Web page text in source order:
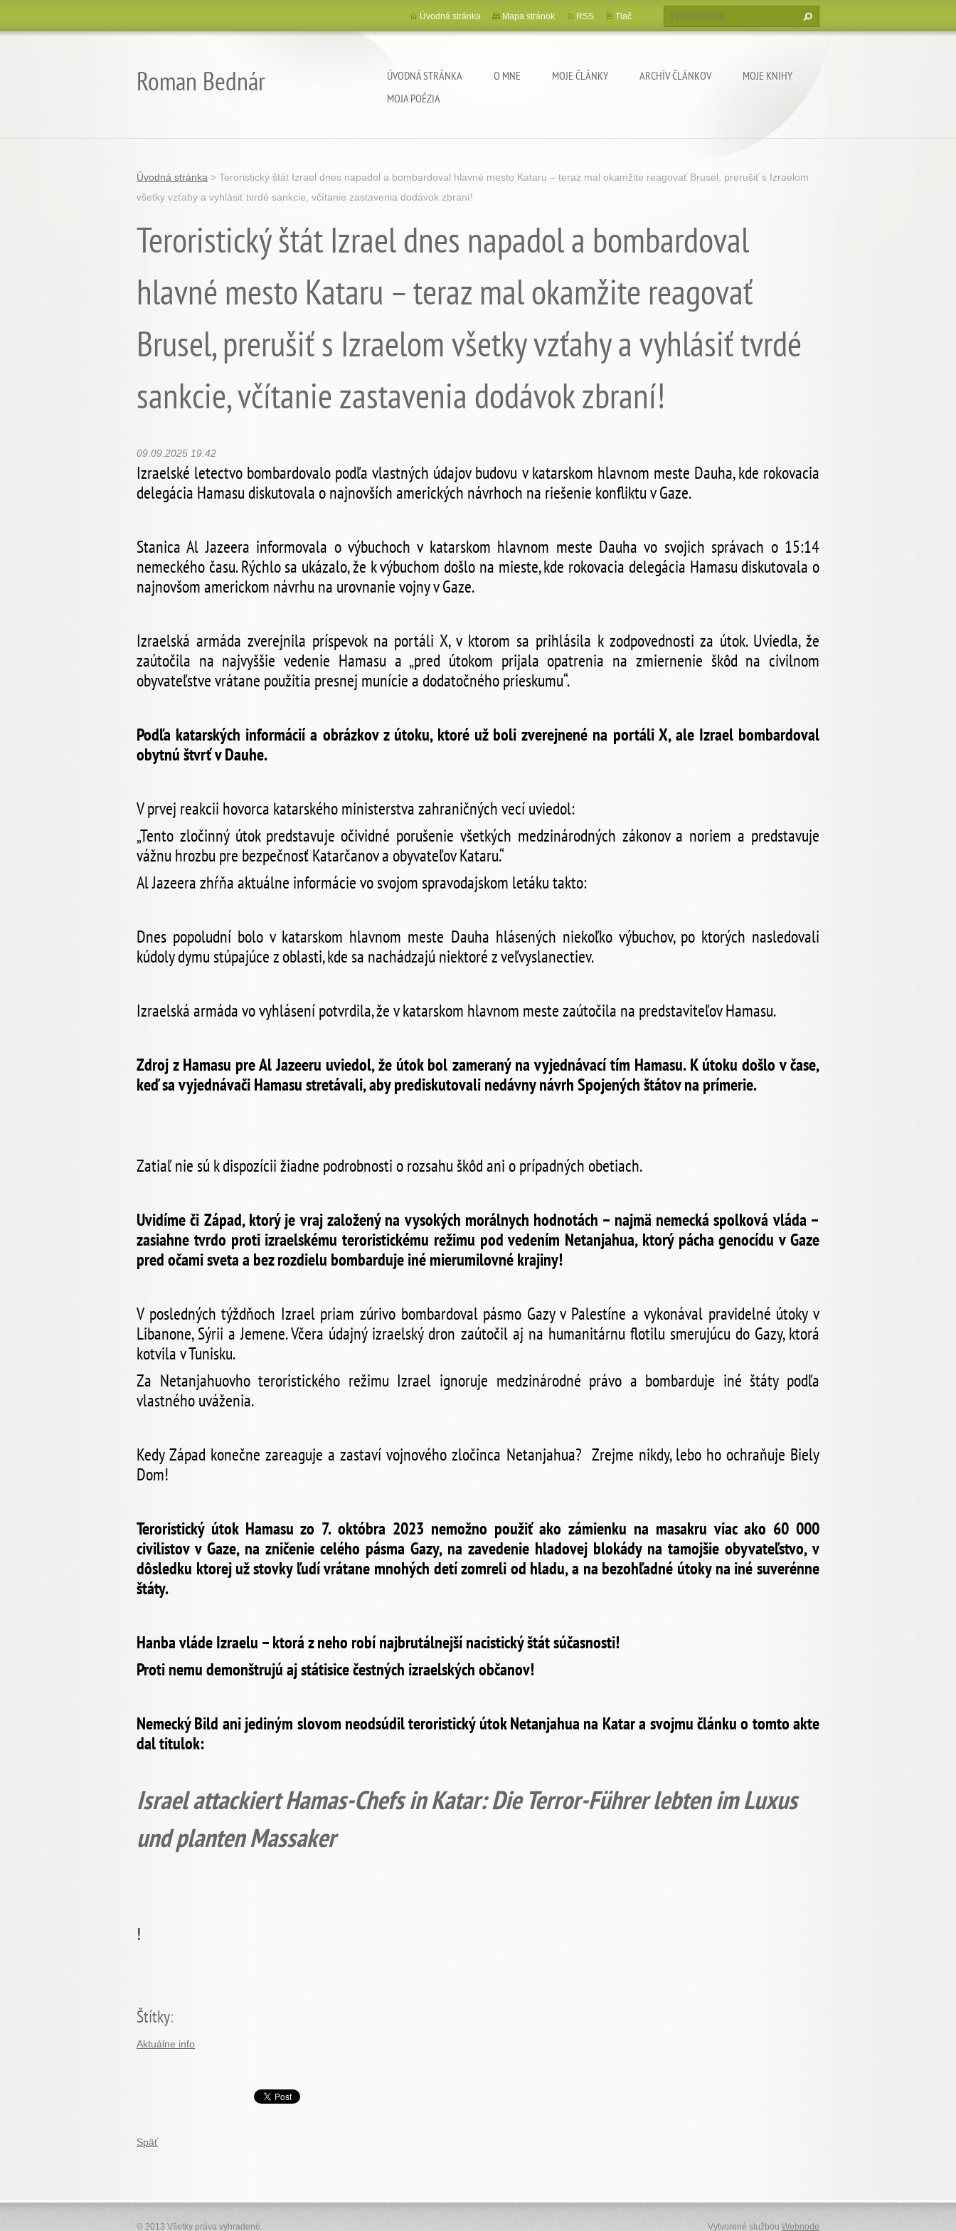
Roman Bednár ÚVODNÁ STRÁNKA O MNE MOJE ČLÁNKY ARCHÍV ČLÁNKOV
MOJE KNIHY
MOJA POÉZIA
Úvodná stránka Mapa stránok RSS Tlač
Úvodná stránka > Teroristický štát Izrael dnes napadol a bombardoval hlavné mesto Kataru – teraz mal okamžite reagovať Brusel, prerušiť s Izraelom
všetky vzťahy a vyhlásiť tvrdé sankcie, včítanie zastavenia dodávok zbraní!
Teroristický štát Izrael dnes napadol a bombardoval
hlavné mesto Kataru – teraz mal okamžite reagovať
Brusel, prerušiť s Izraelom všetky vzťahy a vyhlásiť tvrdé
sankcie, včítanie zastavenia dodávok zbraní!
09.09.2025 19:42
Izraelské letectvo bombardovalo podľa vlastných údajov budovu v katarskom hlavnom meste Dauha, kde rokovacia
delegácia Hamasu diskutovala o najnovších amerických návrhoch na riešenie konfliktu v Gaze.
Stanica Al Jazeera informovala o výbuchoch v katarskom hlavnom meste Dauha vo svojich správach o 15:14
nemeckého času. Rýchlo sa ukázalo, že k výbuchom došlo na mieste, kde rokovacia delegácia Hamasu diskutovala o
najnovšom americkom návrhu na urovnanie vojny v Gaze.
Izraelská armáda zverejnila príspevok na portáli X, v ktorom sa prihlásila k zodpovednosti za útok. Uviedla, že
zaútočila na najvyššie vedenie Hamasu a „pred útokom prijala opatrenia na zmiernenie škôd na civilnom
obyvateľstve vrátane použitia presnej munície a dodatočného prieskumu“.
Podľa katarských informácií a obrázkov z útoku, ktoré už boli zverejnené na portáli X, ale Izrael bombardoval
obytnú štvrť v Dauhe.
V prvej reakcii hovorca katarského ministerstva zahraničných vecí uviedol:
„Tento zločinný útok predstavuje očividné porušenie všetkých medzinárodných zákonov a noriem a predstavuje
vážnu hrozbu pre bezpečnosť Katarčanov a obyvateľov Kataru.“
Al Jazeera zhŕňa aktuálne informácie vo svojom spravodajskom letáku takto:
Dnes popoludní bolo v katarskom hlavnom meste Dauha hlásených niekoľko výbuchov, po ktorých nasledovali
kúdoly dymu stúpajúce z oblasti, kde sa nachádzajú niektoré z veľvyslanectiev.
Izraelská armáda vo vyhlásení potvrdila, že v katarskom hlavnom meste zaútočila na predstaviteľov Hamasu.
Zdroj z Hamasu pre Al Jazeeru uviedol, že útok bol zameraný na vyjednávací tím Hamasu. K útoku došlo v čase,
keď sa vyjednávači Hamasu stretávali, aby prediskutovali nedávny návrh Spojených štátov na prímerie.
Zatiaľ nie sú k dispozícii žiadne podrobnosti o rozsahu škôd ani o prípadných obetiach.
Uvidíme či Západ, ktorý je vraj založený na vysokých morálnych hodnotách – najmä nemecká spolková vláda –
zasiahne tvrdo proti izraelskému teroristickému režimu pod vedením Netanjahua, ktorý pácha genocídu v Gaze
pred očami sveta a bez rozdielu bombarduje iné mierumilovné krajiny!
V posledných týždňoch Izrael priam zúrivo bombardoval pásmo Gazy v Palestíne a vykonával pravidelné útoky v
Libanone, Sýrii a Jemene. Včera údajný izraelský dron zaútočil aj na humanitárnu flotilu smerujúcu do Gazy, ktorá
kotvila v Tunisku.
Za Netanjahuovho teroristického režimu Izrael ignoruje medzinárodné právo a bombarduje iné štáty podľa
vlastného uváženia.
Kedy Západ konečne zareaguje a zastaví vojnového zločinca Netanjahua? Zrejme nikdy, lebo ho ochraňuje Biely
Dom!
Teroristický útok Hamasu zo 7. októbra 2023 nemožno použiť ako zámienku na masakru viac ako 60 000
civilistov v Gaze, na zničenie celého pásma Gazy, na zavedenie hladovej blokády na tamojšie obyvateľstvo, v
dôsledku ktorej už stovky ľudí vrátane mnohých detí zomreli od hladu, a na bezohľadné útoky na iné suverénne
štáty.
Hanba vláde Izraelu – ktorá z neho robí najbrutálnejší nacistický štát súčasnosti!
Proti nemu demonštrujú aj státisice čestných izraelských občanov!
Nemecký Bild ani jediným slovom neodsúdil teroristický útok Netanjahua na Katar a svojmu článku o tomto akte
dal titulok:
Israel attackiert Hamas-Chefs in Katar:Die Terror-Führer lebten im Luxus
und planten Massaker
!
Štítky:
Aktuálne info
Späť
© 2013 Všetky práva vyhradené. Vytvorené službou Webnode